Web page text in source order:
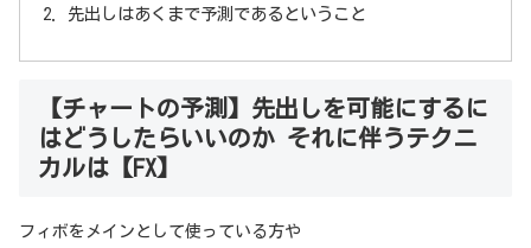
先出しはあくまで予測であるということ
【チャートの予測】先出しを可能にするに
はどうしたらいいのか それに伴うテクニ
カルは【FX】
フィボをメインとして使っている方や